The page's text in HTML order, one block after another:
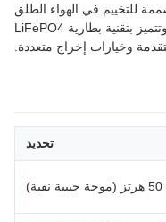
للتخييم في الهواء الطلق
واحتياجات الطاقة في حالات الطوارئ، وتتميز بتقنية بطارية LiFePO4
وخيارات إخراج متعددة.
تحديد